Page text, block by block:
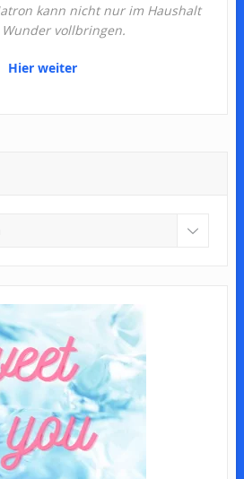
kann nicht nur im Haushalt
vollbringen.
Hier weiter